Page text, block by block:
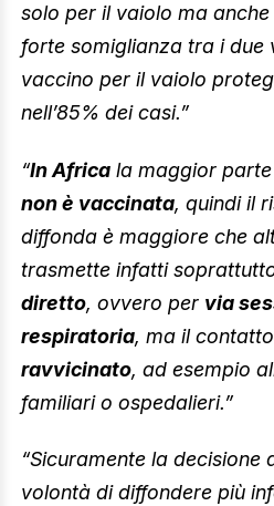
solo per il vaiolo ma
forte somiglianza tra i due
vaccino per il vaiolo
nell’85% dei casi.”
“In Africa la maggior
non è vaccinata, quindi il
diffonda è maggiore che
trasmette infatti
diretto, ovvero per via
respiratoria, ma il
ravvicinato, ad esempio
familiari o ospedalieri.”
“Sicuramente la decisione
volontà di diffondere più